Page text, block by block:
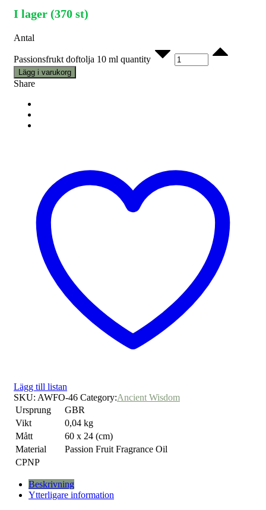
I lager (370 st)
Antal
Passionsfrukt doftolja 10 ml quantity
Lägg i varukorg
Share
Lägg till listan
SKU: AWFO-46 Category:Ancient Wisdom
Ursprung
GBR
Vikt
0,04 kg
Mått
60 x 24 (cm)
Material
Passion Fruit Fragrance Oil
CPNP
Beskrivning
Ytterligare information